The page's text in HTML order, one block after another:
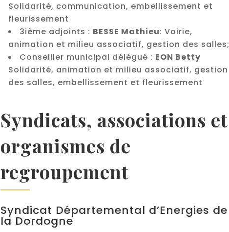
Solidarité, communication, embellissement et
fleurissement
3ième adjoints : BESSE Mathieu: Voirie,
animation et milieu associatif, gestion des salles;
Conseiller municipal délégué : EON Betty
Solidarité, animation et milieu associatif, gestion
des salles, embellissement et fleurissement
Syndicats, associations et
organismes de
regroupement
Syndicat Départemental d’Energies de
la Dordogne